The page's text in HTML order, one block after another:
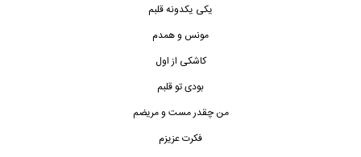
یکی یکدونهقلبم
مونس و همدم
کاشکی از اول
بودی تو قلبم
من چقدر مست و مریضم
فکرت عزیزم